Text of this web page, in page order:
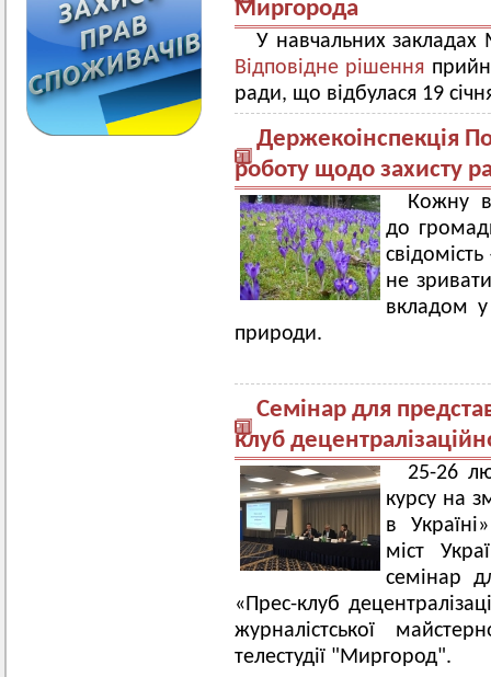
Миргорода
У навчальних закладах
Відповідне рішення
ради, що відбулася 19
Держекоінспекція
роботу щодо захисту
Кожну
до
не
вкладом у
природи.
Семінар для
клуб
25-26
курсу на
в
міст
семінар
«Прес-клуб
журналістської
телестудії "Миргород".